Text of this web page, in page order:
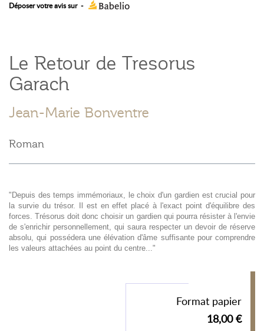
Déposer votre avis sur -
Le Retour de Tresorus
Garach
Jean-Marie Bonventre
Roman
"Depuis des temps immémoriaux, le choix d'un gardien est crucial pour
la survie du trésor. Il est en effet placé à l'exact point d'équilibre des
forces. Trésorus doit donc choisir un gardien qui pourra résister à l'envie
de s'enrichir personnellement, qui saura respecter un devoir de réserve
absolu, qui possédera une élévation d'âme suffisante pour comprendre
les valeurs attachées au point du centre..."
Format papier
18,00 €